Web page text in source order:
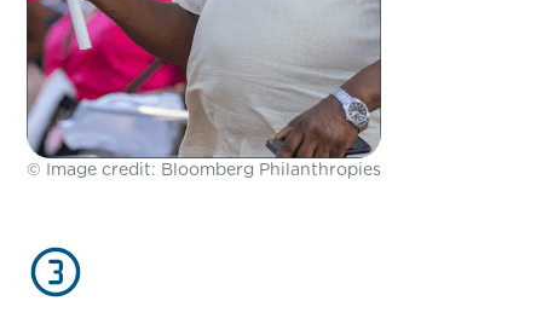
© Image credit: Bloomberg Philanthropies